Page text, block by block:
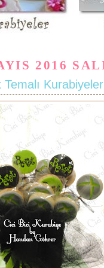
2016
Temalı Kurabiyeler